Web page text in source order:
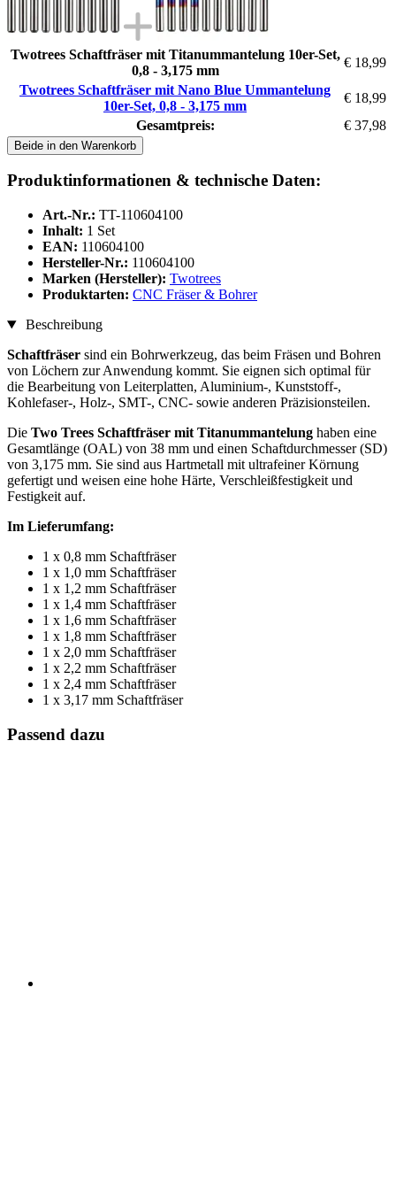
Twotrees Schaftfräser mit Titanummantelung 10er-Set,
0,8 - 3,175 mm
€ 18,99
Twotrees Schaftfräser mit Nano Blue Ummantelung
10er-Set, 0,8 - 3,175 mm
€ 18,99
Gesamtpreis:
€ 37,98
Beide in den Warenkorb
Produktinformationen & technische Daten:
Art.-Nr.: TT-110604100
Inhalt: 1 Set
EAN: 110604100
Hersteller-Nr.: 110604100
Marken (Hersteller): Twotrees
Produktarten: CNC Fräser & Bohrer
Beschreibung
Schaftfräser sind ein Bohrwerkzeug, das beim Fräsen und Bohren
von Löchern zur Anwendung kommt. Sie eignen sich optimal für
die Bearbeitung von Leiterplatten, Aluminium-, Kunststoff-,
Kohlefaser-, Holz-, SMT-, CNC- sowie anderen Präzisionsteilen.
Die Two Trees Schaftfräser mit Titanummantelung haben eine
Gesamtlänge (OAL) von 38 mm und einen Schaftdurchmesser (SD)
von 3,175 mm. Sie sind aus Hartmetall mit ultrafeiner Körnung
gefertigt und weisen eine hohe Härte, Verschleißfestigkeit und
Festigkeit auf.
Im Lieferumfang:
1 x 0,8 mm Schaftfräser
1 x 1,0 mm Schaftfräser
1 x 1,2 mm Schaftfräser
1 x 1,4 mm Schaftfräser
1 x 1,6 mm Schaftfräser
1 x 1,8 mm Schaftfräser
1 x 2,0 mm Schaftfräser
1 x 2,2 mm Schaftfräser
1 x 2,4 mm Schaftfräser
1 x 3,17 mm Schaftfräser
Passend dazu